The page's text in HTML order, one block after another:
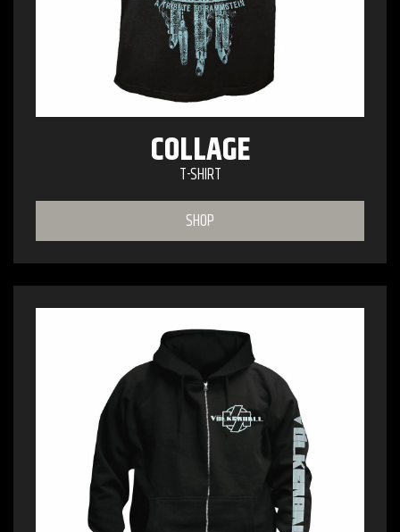
COLLAGE
T-SHIRT
SHOP